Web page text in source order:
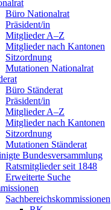
Büro Nationalrat
Präsident/in
Mitglieder A–Z
Mitglieder nach Kantonen
Sitzordnung
Mutationen Nationalrat
Büro Ständerat
Präsident/in
Mitglieder A–Z
Mitglieder nach Kantonen
Sitzordnung
Mutationen Ständerat
Bundesversammlung
Ratsmitglieder seit 1848
Erweiterte Suche
Sachbereichskommissionen